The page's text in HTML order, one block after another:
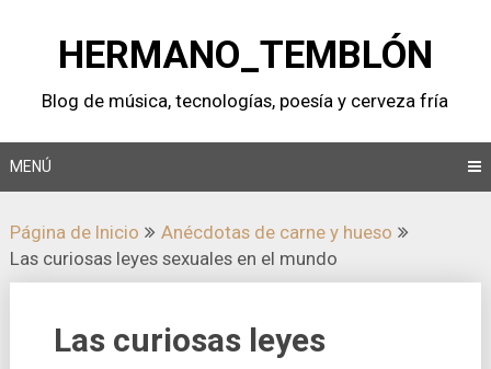
contenidoHERMANO_TEMBLÓN
Blog de música, tecnologí­as, poesí­a y cerveza frí­a
MENÚ
Página de Inicio
Anécdotas de carne y hueso
Las curiosas leyes sexuales en el mundo
Las curiosas leyes